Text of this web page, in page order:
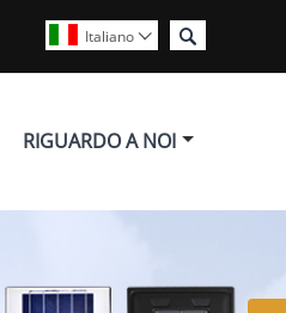

Italiano 
RIGUARDO A NOI